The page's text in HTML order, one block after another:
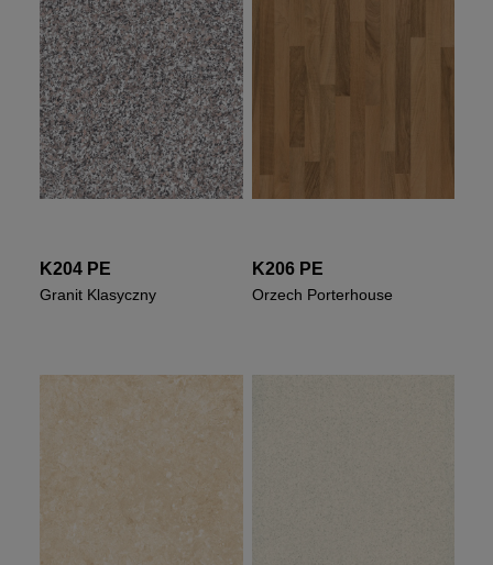
K204 PE
Granit Klasyczny
K206 PE
Orzech Porterhouse